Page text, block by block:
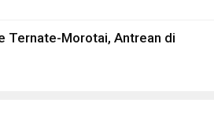
Ternate-Morotai, Antrean di